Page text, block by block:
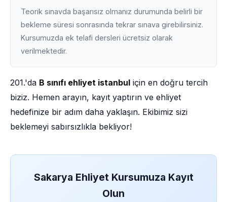
Teorik sınavda başarısız olmanız durumunda belirli bir
bekleme süresi sonrasında tekrar sınava girebilirsiniz.
Kursumuzda ek telafi dersleri ücretsiz olarak
verilmektedir.
201.'da B sınıfı ehliyet istanbul için en doğru tercih
biziz. Hemen arayın, kayıt yaptırın ve ehliyet
hedefinize bir adım daha yaklaşın. Ekibimiz sizi
beklemeyi sabırsızlıkla bekliyor!
Sakarya Ehliyet Kursumuza Kayıt
Olun